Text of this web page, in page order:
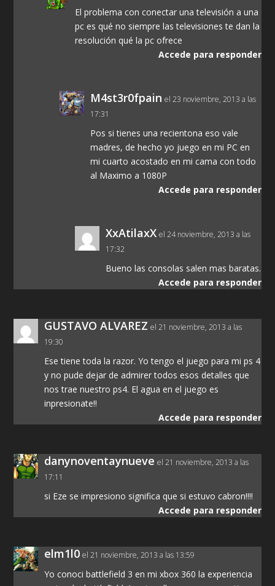
El problema con conectar una televisión a una
pc es qué no siempre las televisiones te dan la
resolución qué la pc ofrece
Accede para responder
M4st3r0fpain el 23 noviembre, 2013 a las
17:31
Pos si tienes una recientona eso vale
madres, de hecho yo juego en mi PC en
mi cuarto acostado en mi cama con todo
al Maximo a 1080P
Accede para responder
XxAtilaxX el 24 noviembre, 2013 a las
17:32
Bueno las consolas salen mas baratas.
Accede para responder
GUSTAVO ALVAREZ el 21 noviembre, 2013 a las
19:30
Ese tiene toda la razor. Yo tengo el juego para mi ps 4
y no pude dejar de admirer todos esos detalles que
nos trae nuestro ps4. El agua en el juego es
inpresionate!!
Accede para responder
danynoventaynueve el 21 noviembre, 2013 a las
17:11
si Eze se impresiono significa que si estuvo cabron!!!!
Accede para responder
elm1l0 el 21 noviembre, 2013 a las 13:59
Yo conoci battlefield 3 en mi xbox 360 la experiencia